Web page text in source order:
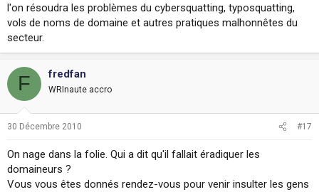
l'on résoudra les problèmes du cybersquatting, typosquatting,
vols de noms de domaine et autres pratiques malhonnêtes du
secteur.
F fredfan
WRInaute accro
30 Décembre 2010 #17
On nage dans la folie. Qui a dit qu'il fallait éradiquer les
domaineurs ?
Vous vous êtes donnés rendez-vous pour venir insulter les gens